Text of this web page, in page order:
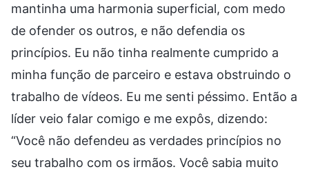
mantinha uma harmonia superficial, com medo
de ofender os outros, e não defendia os
princípios. Eu não tinha realmente cumprido a
minha função de parceiro e estava obstruindo o
trabalho de vídeos. Eu me senti péssimo. Então a
líder veio falar comigo e me expôs, dizendo:
“Você não defendeu as verdades princípios no
seu trabalho com os irmãos. Você sabia muito